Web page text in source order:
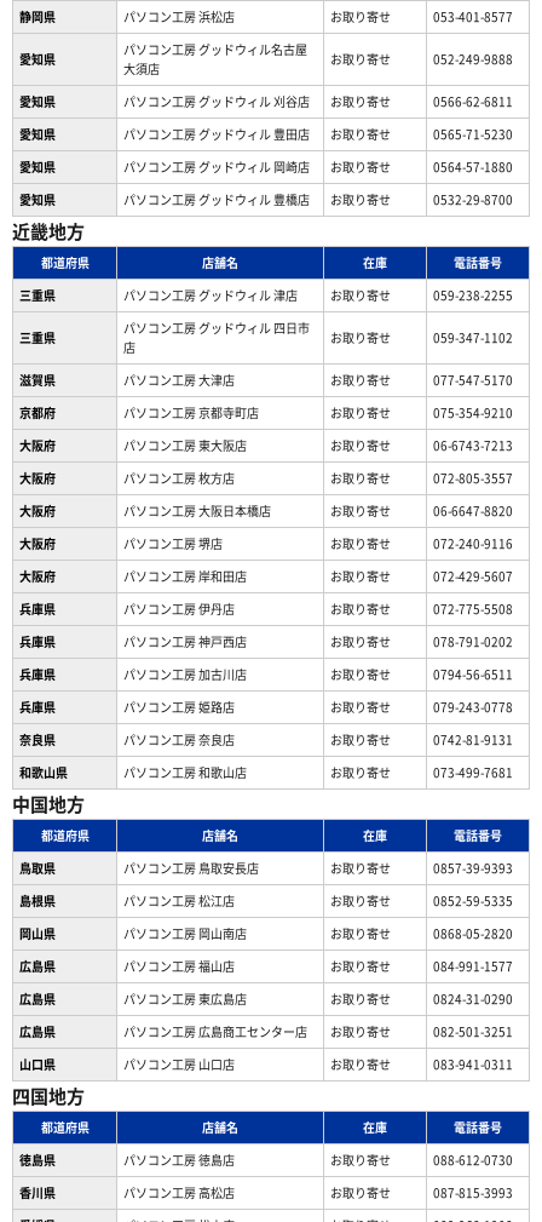
静岡県
パソコン工房 浜松店 お取り寄せ 053-401-8577
愛知県
パソコン工房 グッドウィル名古屋
大須店
お取り寄せ 052-249-9888
愛知県 パソコン工房 グッドウィル 刈谷店 お取り寄せ
0566-62-6811
愛知県
パソコン工房 グッドウィル 豊田店 お取り寄せ
0565-71-5230
愛知県
パソコン工房 グッドウィル 岡崎店 お取り寄せ
0564-57-1880
愛知県
パソコン工房 グッドウィル 豊橋店 お取り寄せ 0532-29-8700
近畿地方
都道府県 店舗名 在庫
電話番号
三重県
パソコン工房 グッドウィル 津店 お取り寄せ 059-238-2255
三重県
パソコン工房 グッドウィル 四日市
店
お取り寄せ 059-347-1102
滋賀県 パソコン工房 大津店 お取り寄せ
077-547-5170
京都府
パソコン工房 京都寺町店 お取り寄せ
075-354-9210
大阪府
パソコン工房 東大阪店 お取り寄せ
06-6743-7213
大阪府
パソコン工房 枚方店 お取り寄せ
072-805-3557
大阪府
パソコン工房 大阪日本橋店 お取り寄せ
06-6647-8820
大阪府
パソコン工房 堺店 お取り寄せ
072-240-9116
大阪府
パソコン工房 岸和田店 お取り寄せ
072-429-5607
兵庫県
パソコン工房 伊丹店 お取り寄せ
072-775-5508
兵庫県
パソコン工房 神戸西店 お取り寄せ
078-791-0202
兵庫県
パソコン工房 加古川店 お取り寄せ
0794-56-6511
兵庫県
パソコン工房 姫路店 お取り寄せ
079-243-0778
奈良県
パソコン工房 奈良店 お取り寄せ
0742-81-9131
和歌山県
パソコン工房 和歌山店 お取り寄せ 073-499-7681
中国地方
都道府県 店舗名 在庫
電話番号
鳥取県
パソコン工房 鳥取安長店 お取り寄せ
0857-39-9393
島根県
パソコン工房 松江店 お取り寄せ
0852-59-5335
岡山県
パソコン工房 岡山南店 お取り寄せ
0868-05-2820
広島県
パソコン工房 福山店 お取り寄せ
084-991-1577
広島県
パソコン工房 東広島店 お取り寄せ
0824-31-0290
広島県
パソコン工房 広島商工センター店 お取り寄せ
082-501-3251
山口県
パソコン工房 山口店 お取り寄せ 083-941-0311
四国地方
都道府県 店舗名 在庫
電話番号
徳島県
パソコン工房 徳島店 お取り寄せ
088-612-0730
香川県
パソコン工房 高松店 お取り寄せ
087-815-3993